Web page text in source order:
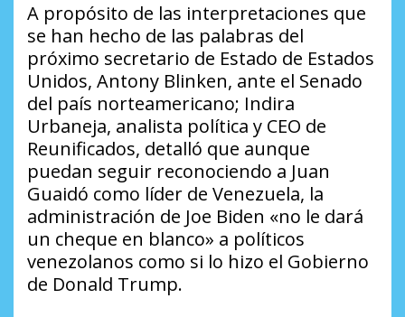
A propósito de las interpretaciones que
se han hecho de las palabras del
próximo secretario de Estado de Estados
Unidos, Antony Blinken, ante el Senado
del país norteamericano; Indira
Urbaneja, analista política y CEO de
Reunificados, detalló que aunque
puedan seguir reconociendo a Juan
Guaidó como líder de Venezuela, la
administración de Joe Biden «no le dará
un cheque en blanco» a políticos
venezolanos como si lo hizo el Gobierno
de Donald Trump.